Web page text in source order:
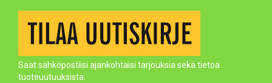
Saat sähköpostiisi ajankohtaisi tarjouksia sekä tietoa
tuoteuutuuksista.